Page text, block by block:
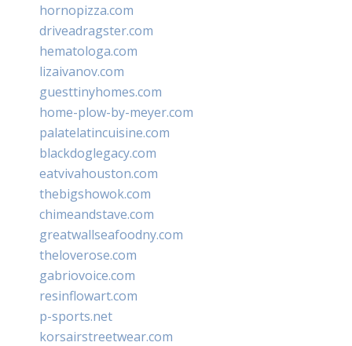
hornopizza.com
driveadragster.com
hematologa.com
lizaivanov.com
guesttinyhomes.com
home-plow-by-meyer.com
palatelatincuisine.com
blackdoglegacy.com
eatvivahouston.com
thebigshowok.com
chimeandstave.com
greatwallseafoodny.com
theloverose.com
gabriovoice.com
resinflowart.com
p-sports.net
korsairstreetwear.com